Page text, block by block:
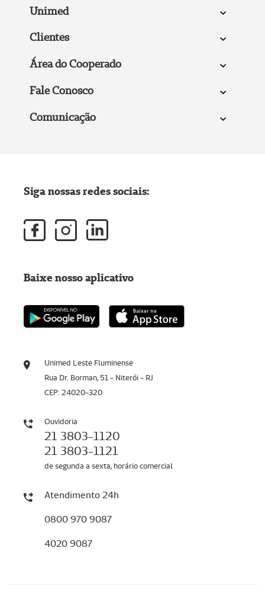
Unimed
Clientes
Área do Cooperado
Fale Conosco
Comunicação
Unimed Leste Fluminense
Rua Dr. Borman, 51 - Niterói - RJ
CEP: 24020-320
Ouvidoria
21 3803-1120
21 3803-1121
de segunda a sexta, horário comercial
Atendimento 24h
0800 970 9087
4020 9087
Siga nossas redes sociais:
Baixe nosso aplicativo